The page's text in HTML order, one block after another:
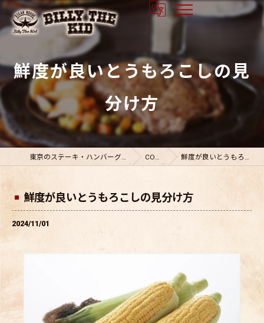
鮮度が良いとうもろこしの見
分け方
東京のステーキ・ハンバーグならビリーザキット COLUMN 鮮度が良いとうもろこしの見分け方
鮮度が良いとうもろこしの見分け方
2024/11/01